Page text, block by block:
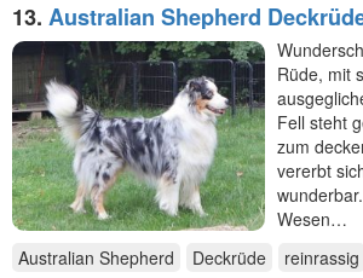
13. Australian Shepherd
merle, frei von Gendefekten
Rüde, mit
Fell steht
zum
vererbt
Wesen…
Australian Shepherd
Deckrüde
reinrassig